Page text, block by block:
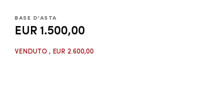
BASE D'ASTA
EUR 1.500,00
VENDUTO , EUR 2.600,00